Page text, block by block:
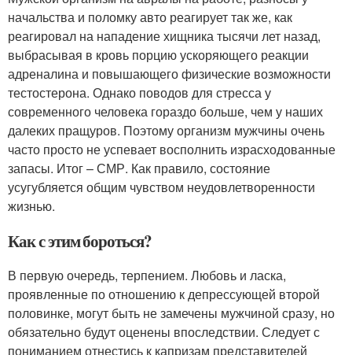
начальства и поломку авто реагирует так же, как
реагировал на нападение хищника тысячи лет назад,
выбрасывая в кровь порцию ускоряющего реакции
адреналина и повышающего физические возможности
тестостерона. Однако поводов для стресса у
современного человека гораздо больше, чем у наших
далеких пращуров. Поэтому организм мужчины очень
часто просто не успевает восполнить израсходованные
запасы. Итог – СМР. Как правило, состояние
усугубляется общим чувством неудовлетворенности
жизнью.
Как с этим бороться?
В первую очередь, терпением. Любовь и ласка,
проявленные по отношению к депрессующей второй
половинке, могут быть не замечены мужчиной сразу, но
обязательно будут оценены впоследствии. Следует с
пониманием отнестись к капризам представителей